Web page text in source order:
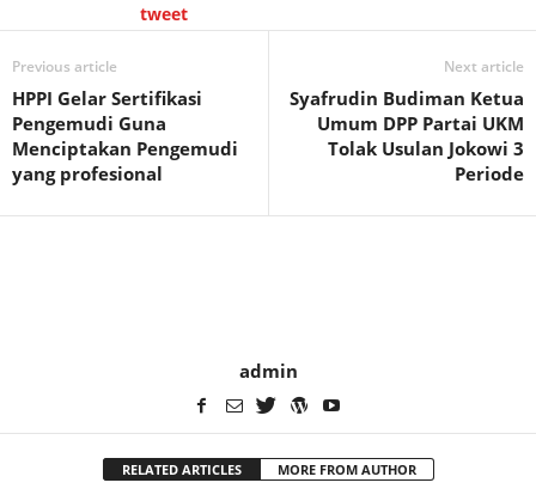
tweet
Previous article
HPPI Gelar Sertifikasi
Pengemudi Guna
Menciptakan Pengemudi
yang profesional
Next article
Syafrudin Budiman Ketua
Umum DPP Partai UKM
Tolak Usulan Jokowi 3
Periode
admin
RELATED ARTICLES MORE FROM AUTHOR